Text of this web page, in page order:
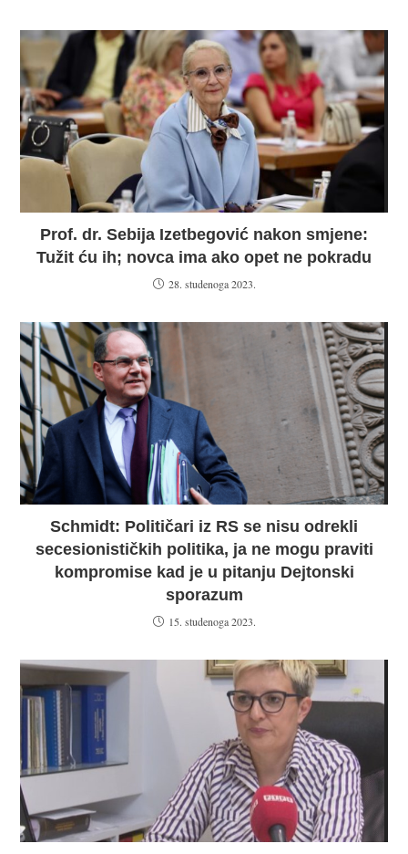
Prof. dr. Sebija Izetbegović nakon smjene:
Tužit ću ih; novca ima ako opet ne pokradu
28. studenoga 2023.
Schmidt: Političari iz RS se nisu odrekli
secesionističkih politika, ja ne mogu praviti
kompromise kad je u pitanju Dejtonski
sporazum
15. studenoga 2023.